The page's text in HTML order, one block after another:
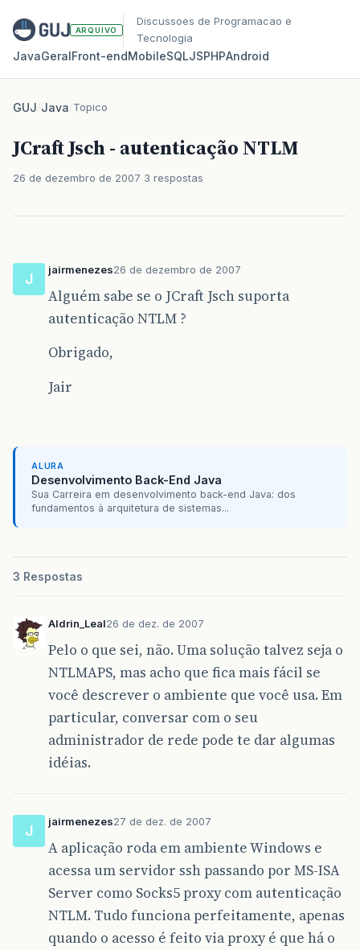
ARQUIVO
Discussoes de Programacao e
Tecnologia
JavaGeralFront‑endMobileSQLJSPHPAndroid
GUJ/Java/Topico
JCraft Jsch - autenticação NTLM
26 de dezembro de 2007 3 respostas
J
jairmenezes26 de dezembro de 2007
Alguém sabe se o JCraft Jsch suporta
autenticação NTLM ?
Obrigado,
Jair
ALURA
Desenvolvimento Back-End Java
Sua Carreira em desenvolvimento back-end Java: dos
fundamentos à arquitetura de sistemas...
3 Respostas
Aldrin_Leal26 de dez. de 2007
Pelo o que sei, não. Uma solução talvez seja o
NTLMAPS, mas acho que fica mais fácil se
você descrever o ambiente que você usa. Em
particular, conversar com o seu
administrador de rede pode te dar algumas
idéias.
J
jairmenezes27 de dez. de 2007
A aplicação roda em ambiente Windows e
acessa um servidor ssh passando por MS-ISA
Server como Socks5 proxy com autenticação
NTLM. Tudo funciona perfeitamente, apenas
quando o acesso é feito via proxy é que há o